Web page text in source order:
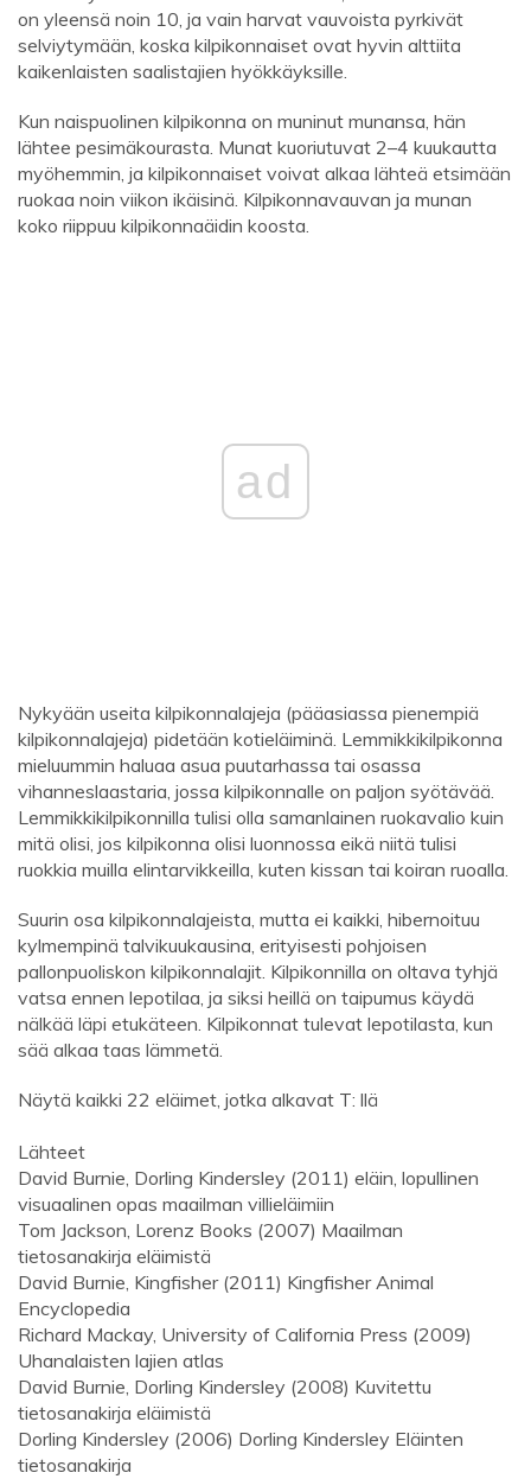
on yleensä noin 10, ja vain harvat vauvoista pyrkivät
selviytymään, koska kilpikonnaiset ovat hyvin alttiita
kaikenlaisten saalistajien hyökkäyksille.
Kun naispuolinen kilpikonna on muninut munansa, hän
lähtee pesimäkourasta. Munat kuoriutuvat 2–4 kuukautta
myöhemmin, ja kilpikonnaiset voivat alkaa lähteä etsimään
ruokaa noin viikon ikäisinä. Kilpikonnavauvan ja munan
koko riippuu kilpikonnaäidin koosta.
ad
Nykyään useita kilpikonnalajeja (pääasiassa pienempiä
kilpikonnalajeja) pidetään kotieläiminä. Lemmikkikilpikonna
mieluummin haluaa asua puutarhassa tai osassa
vihanneslaastaria, jossa kilpikonnalle on paljon syötävää.
Lemmikkikilpikonnilla tulisi olla samanlainen ruokavalio kuin
mitä olisi, jos kilpikonna olisi luonnossa eikä niitä tulisi
ruokkia muilla elintarvikkeilla, kuten kissan tai koiran ruoalla.
Suurin osa kilpikonnalajeista, mutta ei kaikki, hibernoituu
kylmempinä talvikuukausina, erityisesti pohjoisen
pallonpuoliskon kilpikonnalajit. Kilpikonnilla on oltava tyhjä
vatsa ennen lepotilaa, ja siksi heillä on taipumus käydä
nälkää läpi etukäteen. Kilpikonnat tulevat lepotilasta, kun
sää alkaa taas lämmetä.
Näytä kaikki 22 eläimet, jotka alkavat T: llä
Lähteet
David Burnie, Dorling Kindersley (2011) eläin, lopullinen
visuaalinen opas maailman villieläimiin
Tom Jackson, Lorenz Books (2007) Maailman
tietosanakirja eläimistä
David Burnie, Kingfisher (2011) Kingfisher Animal
Encyclopedia
Richard Mackay, University of California Press (2009)
Uhanalaisten lajien atlas
David Burnie, Dorling Kindersley (2008) Kuvitettu
tietosanakirja eläimistä
Dorling Kindersley (2006) Dorling Kindersley Eläinten
tietosanakirja